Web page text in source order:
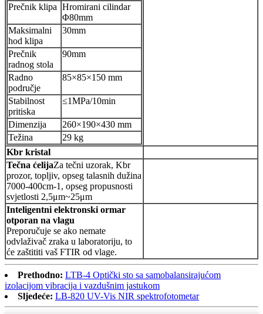
Prečnik klipa Hromirani cilindar
Φ80mm
Maksimalni
hod klipa
30mm
Prečnik
radnog stola
90mm
Radno
područje
85×85×150 mm
Stabilnost
pritiska
≤1MPa/10min
Dimenzija
260×190×430 mm
Težina
29 kg
Kbr kristal
Tečna ćelijaZa tečni uzorak, Kbr
prozor, topljiv, opseg talasnih dužina
7000-400cm-1, opseg propusnosti
svjetlosti 2,5μm~25μm
Inteligentni elektronski ormar
otporan na vlagu
Preporučuje se ako nemate
odvlaživač zraka u laboratoriju, to
će zaštititi vaš FTIR od vlage.
Prethodno: LTB-4 Optički sto sa samobalansirajućom
izolacijom vibracija i vazdušnim jastukom
Sljedeće: LB-820 UV-Vis NIR spektrofotometar